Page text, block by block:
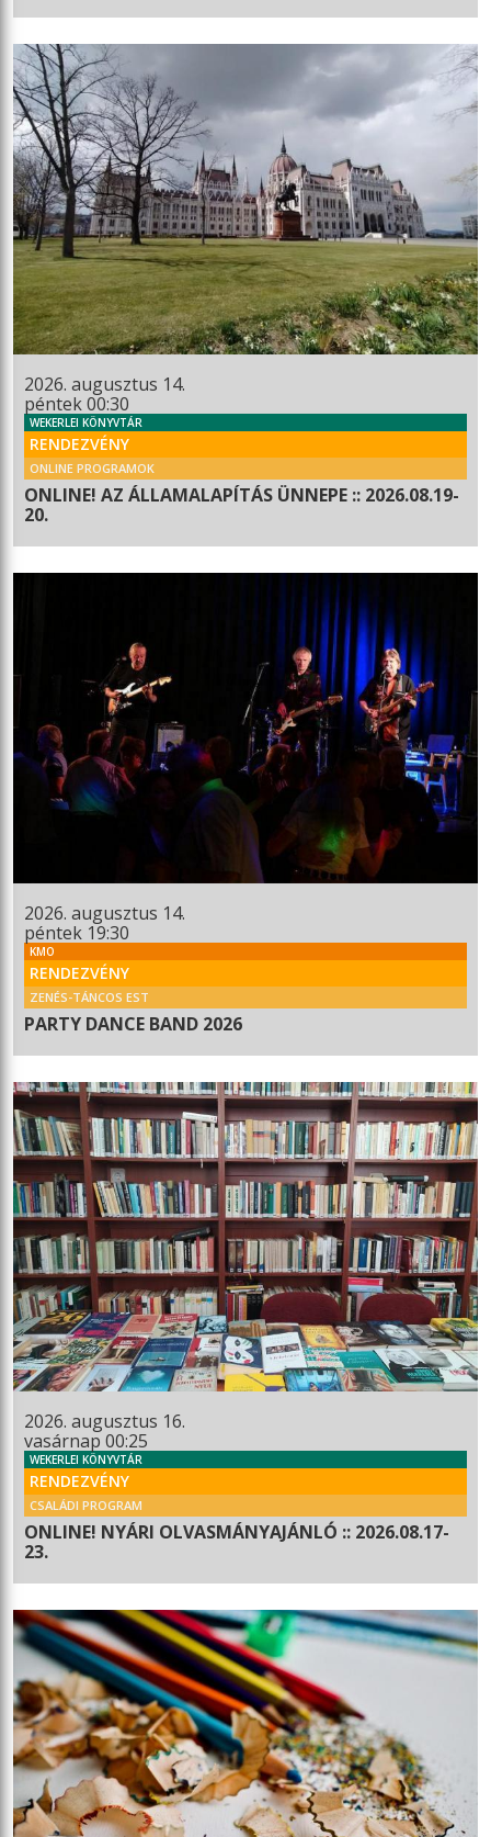
2026. augusztus 14.
péntek 00:30
WEKERLEI KÖNYVTÁR
RENDEZVÉNY
ONLINE PROGRAMOK
ONLINE! AZ ÁLLAMALAPÍTÁS ÜNNEPE :: 2026.08.19-
20.
2026. augusztus 14.
péntek 19:30
KMO
RENDEZVÉNY
ZENÉS-TÁNCOS EST
PARTY DANCE BAND 2026
2026. augusztus 16.
vasárnap 00:25
WEKERLEI KÖNYVTÁR
RENDEZVÉNY
CSALÁDI PROGRAM
ONLINE! NYÁRI OLVASMÁNYAJÁNLÓ :: 2026.08.17-
23.